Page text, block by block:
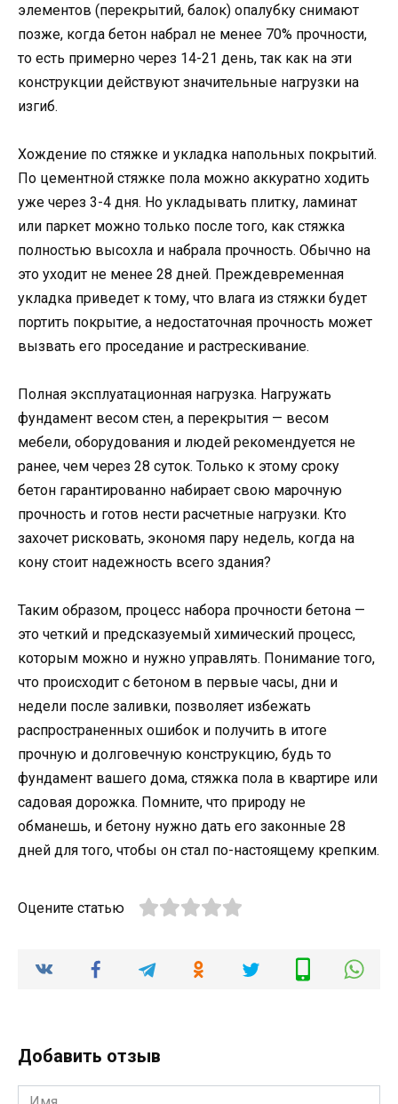
элементов (перекрытий, балок) опалубку снимают
позже, когда бетон набрал не менее 70% прочности,
то есть примерно через 14-21 день, так как на эти
конструкции действуют значительные нагрузки на
изгиб.
Хождение по стяжке и укладка напольных покрытий.
По цементной стяжке пола можно аккуратно ходить
уже через 3-4 дня. Но укладывать плитку, ламинат
или паркет можно только после того, как стяжка
полностью высохла и набрала прочность. Обычно на
это уходит не менее 28 дней. Преждевременная
укладка приведет к тому, что влага из стяжки будет
портить покрытие, а недостаточная прочность может
вызвать его проседание и растрескивание.
Полная эксплуатационная нагрузка. Нагружать
фундамент весом стен, а перекрытия — весом
мебели, оборудования и людей рекомендуется не
ранее, чем через 28 суток. Только к этому сроку
бетон гарантированно набирает свою марочную
прочность и готов нести расчетные нагрузки. Кто
захочет рисковать, экономя пару недель, когда на
кону стоит надежность всего здания?
Таким образом, процесс набора прочности бетона —
это четкий и предсказуемый химический процесс,
которым можно и нужно управлять. Понимание того,
что происходит с бетоном в первые часы, дни и
недели после заливки, позволяет избежать
распространенных ошибок и получить в итоге
прочную и долговечную конструкцию, будь то
фундамент вашего дома, стяжка пола в квартире или
садовая дорожка. Помните, что природу не
обманешь, и бетону нужно дать его законные 28
дней для того, чтобы он стал по-настоящему крепким.
Оцените статью
Добавить отзыв
Имя